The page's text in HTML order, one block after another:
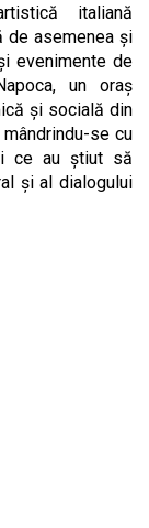
italiană
de asemenea şi
evenimente de
un oraş
şi socială din
se cu
ce au ştiut să
şi al dialogului